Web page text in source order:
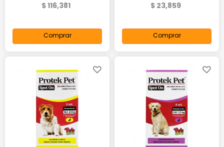
$ 116,381
Comprar
$ 23,859
Comprar